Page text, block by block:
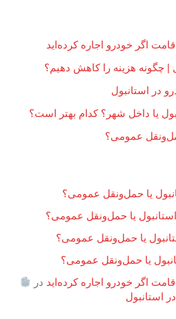
اگر خودرو اجاره کرده‌اید
| چگونه هزینه را کاهش دهیم؟
در استانبول
یا داخل شهر؟ کدام بهتر است؟
عمومی؟
یا حمل‌ونقل عمومی؟
استانبول یا حمل‌ونقل عمومی؟
یا حمل‌ونقل عمومی؟
یا حمل‌ونقل عمومی؟
اگر خودرو اجاره کرده‌اید در
استانبول